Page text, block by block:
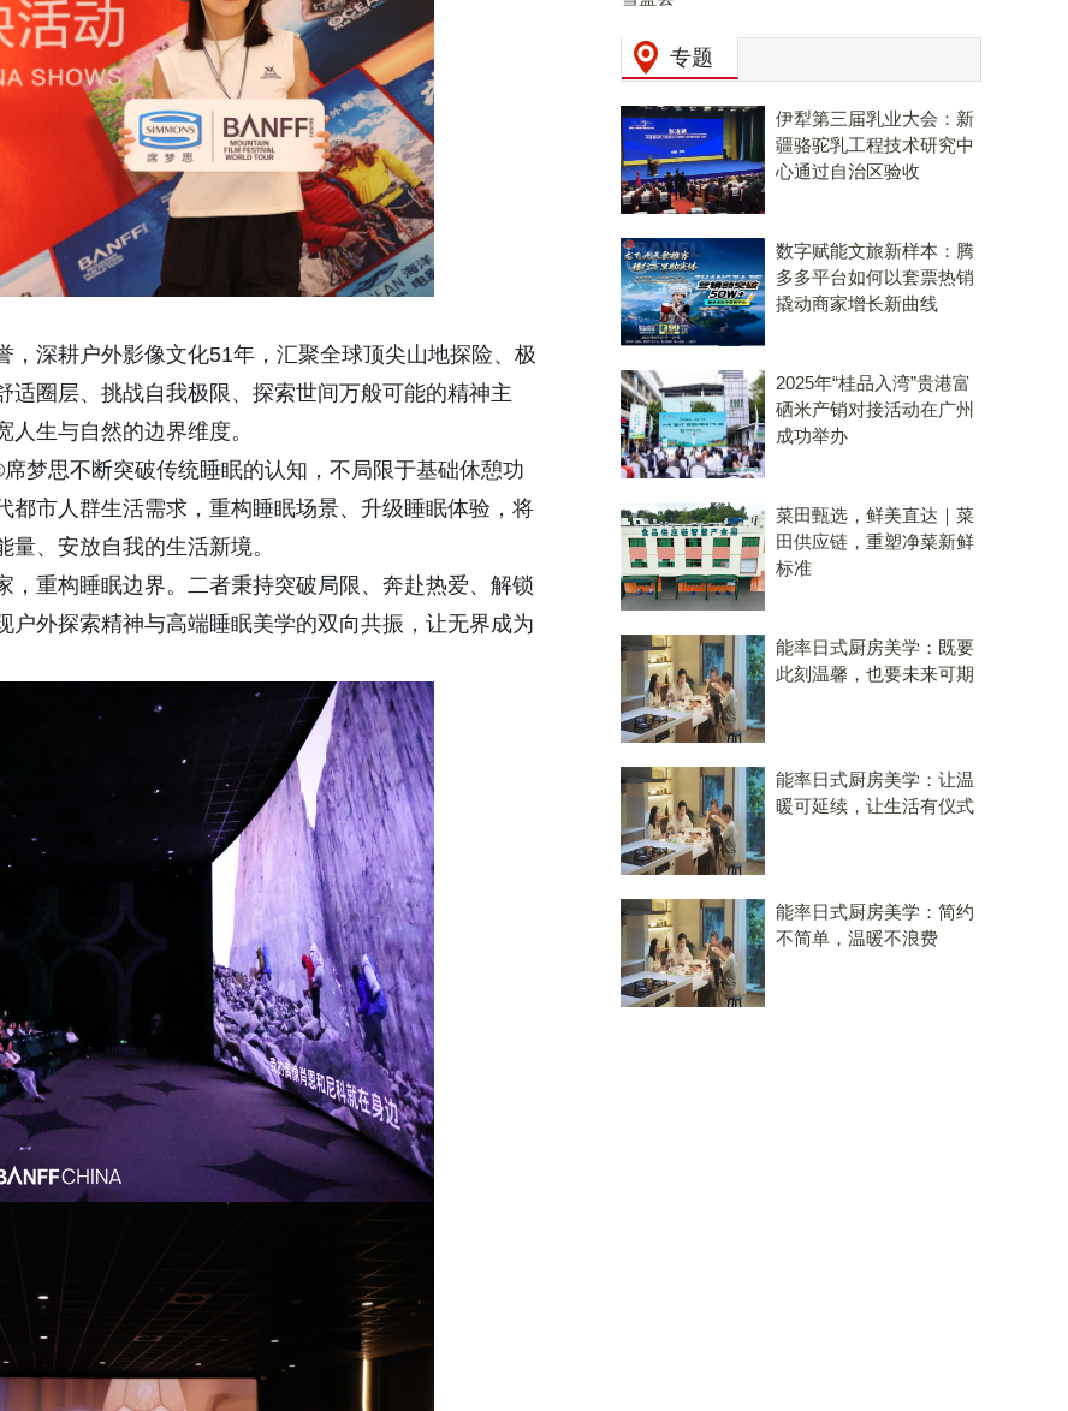
深耕户外影像文化51年，汇聚全球顶尖山地探险、极
适圈层、挑战自我极限、探索世间万般可能的精神主
生与自然的边界维度。
梦思不断突破传统睡眠的认知，不局限于基础休憩功
市人群生活需求，重构睡眠场景、升级睡眠体验，将
、安放自我的生活新境。
重构睡眠边界。二者秉持突破局限、奔赴热爱、解锁
外探索精神与高端睡眠美学的双向共振，让无界成为
专题
伊犁第三届乳业大会：新
疆骆驼乳工程技术研究中
心通过自治区验收
数字赋能文旅新样本：腾
多多平台如何以套票热销
撬动商家增长新曲线
2025年“桂品入湾”贵港富
硒米产销对接活动在广州
成功举办
菜田甄选，鲜美直达｜菜
田供应链，重塑净菜新鲜
标准
能率日式厨房美学：既要
此刻温馨，也要未来可期
能率日式厨房美学：让温
暖可延续，让生活有仪式
能率日式厨房美学：简约
不简单，温暖不浪费